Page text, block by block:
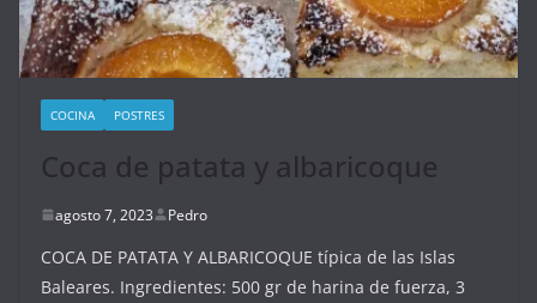
COCINA POSTRES
Coca de patata y albaricoque
agosto 7, 2023 Pedro
COCA DE PATATA Y ALBARICOQUE típica de las Islas
Baleares. Ingredientes: 500 gr de harina de fuerza, 3